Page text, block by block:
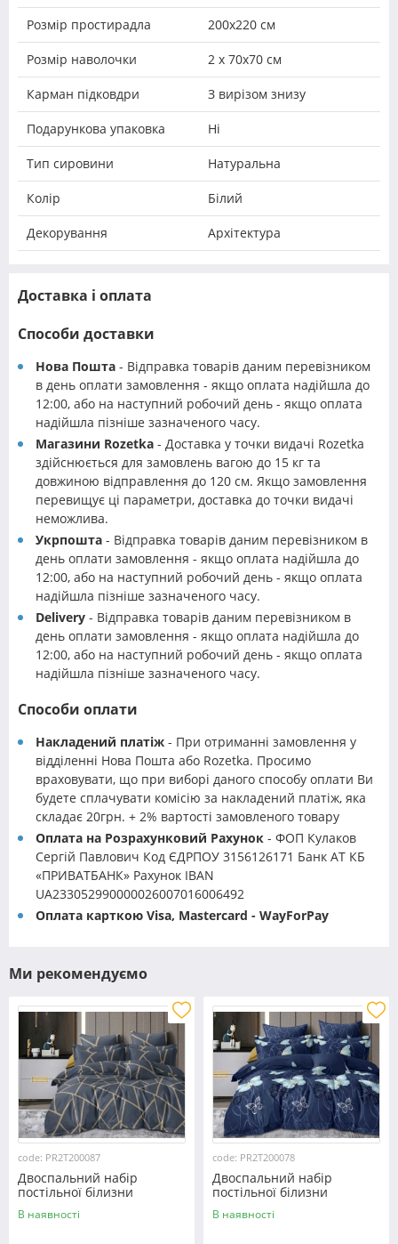
Розмір простирадла 200х220 см
Розмір наволочки 2 х 70х70 см
Карман підковдри З вирізом знизу
Подарункова упаковка Ні
Тип сировини Натуральна
Колір Білий
Декорування Архітектура
Доставка і оплата
Способи доставки
Нова Пошта - Відправка товарів даним перевізником
в день оплати замовлення - якщо оплата надійшла до
12:00, або на наступний робочий день - якщо оплата
надійшла пізніше зазначеного часу.
Магазини Rozetka - Доставка у точки видачі Rozetka
здійснюється для замовлень вагою до 15 кг та
довжиною відправлення до 120 см. Якщо замовлення
перевищує ці параметри, доставка до точки видачі
неможлива.
Укрпошта - Відправка товарів даним перевізником в
день оплати замовлення - якщо оплата надійшла до
12:00, або на наступний робочий день - якщо оплата
надійшла пізніше зазначеного часу.
Delivery - Відправка товарів даним перевізником в
день оплати замовлення - якщо оплата надійшла до
12:00, або на наступний робочий день - якщо оплата
надійшла пізніше зазначеного часу.
Способи оплати
Накладений платіж - При отриманні замовлення у
відділенні Нова Пошта або Rozetka. Просимо
враховувати, що при виборі даного способу оплати Ви
будете сплачувати комісію за накладений платіж, яка
складає 20грн. + 2% вартості замовленого товару
Оплата на Розрахунковий Рахунок - ФОП Кулаков
Сергій Павлович Код ЄДРПОУ 3156126171 Банк АТ КБ
«ПРИВАТБАНК» Рахунок IBAN
UA233052990000026007016006492
Оплата карткою Visa, Mastercard - WayForPay
Ми рекомендуємо
code: PR2T200087
Двоспальний набір
постільної білизни
180*220 із полікотону
№200087 Черешенька™
В наявності
code: PR2T200078
Двоспальний набір
постільної білизни
180*220 із полікотону
№200078 Черешенька™
В наявності